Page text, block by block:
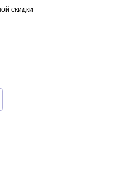
скидки